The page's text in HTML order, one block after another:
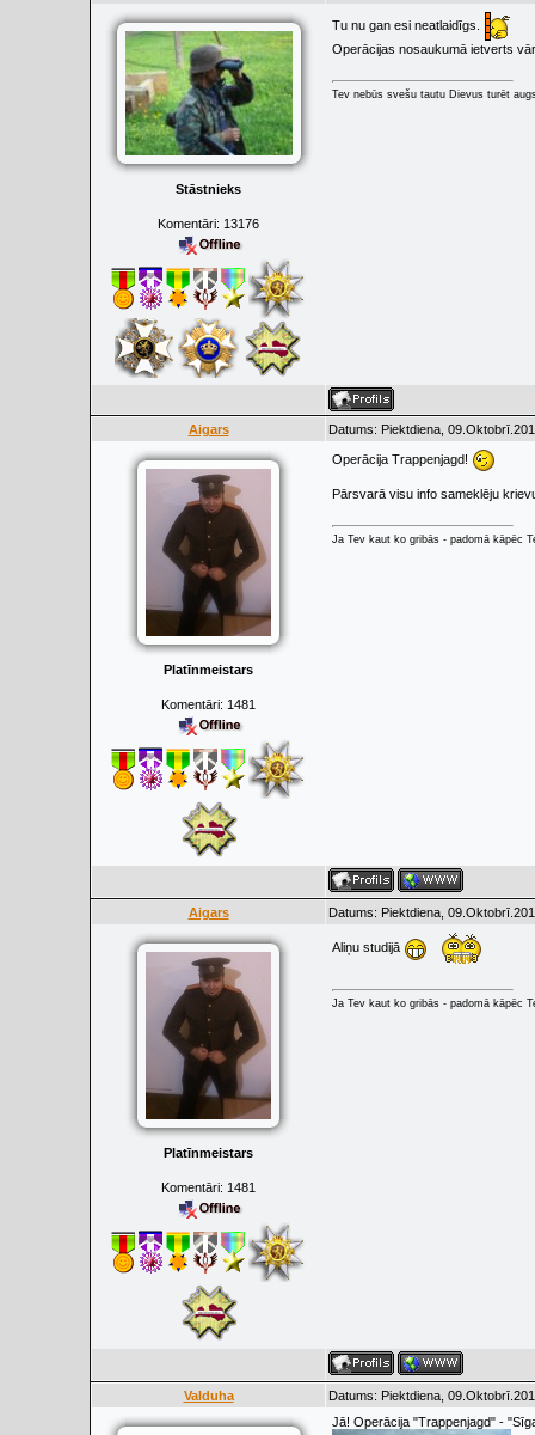
Stāstnieks
Komentāri: 13176
Tu nu gan esi neatlaidīgs.
Operācijas nosaukumā ietverts
Tev nebūs svešu tautu Dievus turēt
Aigars Datums: Piektdiena,
Platīnmeistars
Komentāri: 1481
Operācija Trappenjagd!
Pārsvarā visu info sameklēju
Ja Tev kaut ko gribās - padomā kāpēc
Aigars Datums: Piektdiena,
Platīnmeistars
Komentāri: 1481
Aliņu studijā
Ja Tev kaut ko gribās - padomā kāpēc
Valduha Datums: Piektdiena,
Jā! Operācija "Trappenjagd" -